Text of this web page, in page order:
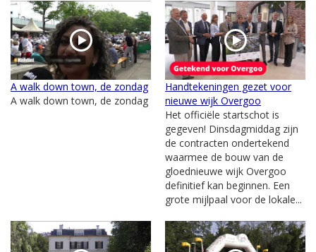
A walk down town, de zondag
A walk down town, de zondag
Handtekeningen gezet voor
nieuwe wijk Overgoo
Het officiële startschot is
gegeven! Dinsdagmiddag zijn
de contracten ondertekend
waarmee de bouw van de
gloednieuwe wijk Overgoo
definitief kan beginnen. Een
grote mijlpaal voor de lokale...